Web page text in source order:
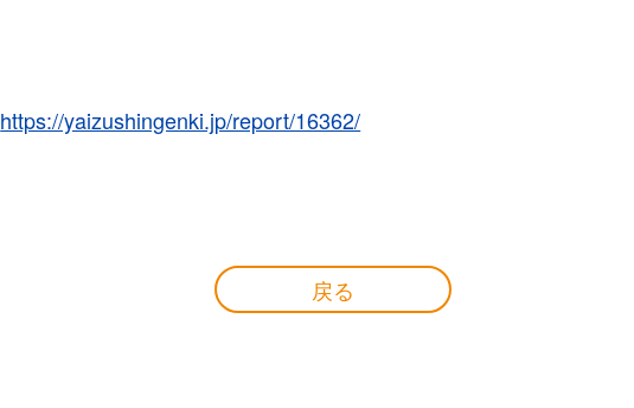
https://yaizushingenki.jp/report/16362/
戻る